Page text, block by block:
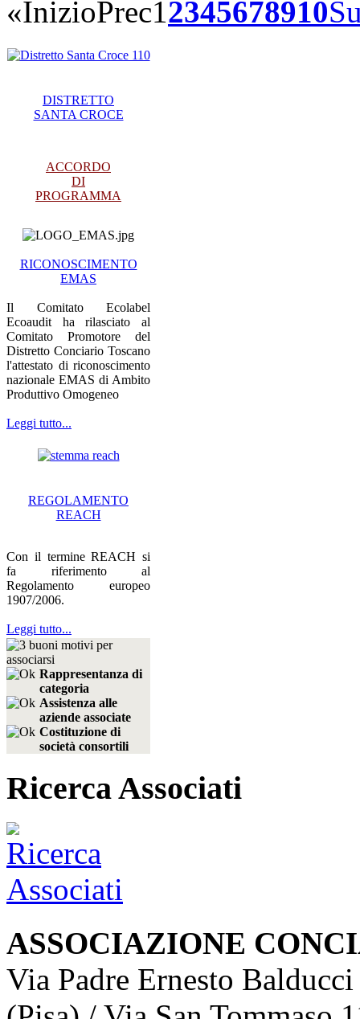
«InizioPrec12345678910
DISTRETTO
SANTA CROCE
ACCORDO
DI
PROGRAMMA
RICONOSCIMENTO
EMAS
Il Comitato Ecolabel
Ecoaudit ha rilasciato al
Comitato Promotore del
Distretto Conciario Toscano
l'attestato di riconoscimento
nazionale EMAS di Ambito
Produttivo Omogeneo
Leggi tutto...
REGOLAMENTO
REACH
Con il termine REACH si
fa riferimento al
Regolamento europeo
1907/2006.
Leggi tutto...
Rappresentanza di
categoria
Assistenza alle
aziende associate
Costituzione di
società consortili
Ricerca Associati
ASSOCIAZIONE
Via Padre Ernesto